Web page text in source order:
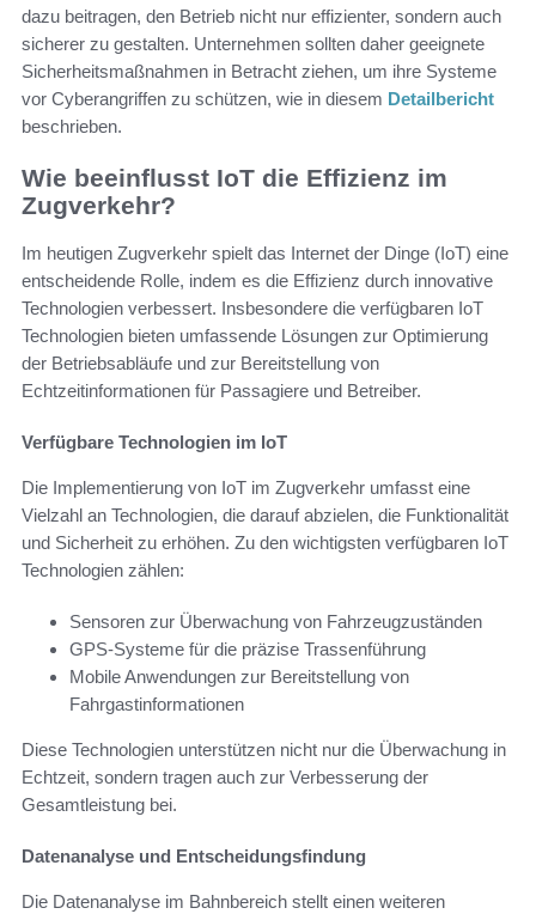
dazu beitragen, den Betrieb nicht nur effizienter, sondern auch
sicherer zu gestalten. Unternehmen sollten daher geeignete
Sicherheitsmaßnahmen in Betracht ziehen, um ihre Systeme
vor Cyberangriffen zu schützen, wie in diesem Detailbericht
beschrieben.
Wie beeinflusst IoT die Effizienz im
Zugverkehr?
Im heutigen Zugverkehr spielt das Internet der Dinge (IoT) eine
entscheidende Rolle, indem es die Effizienz durch innovative
Technologien verbessert. Insbesondere die verfügbaren IoT
Technologien bieten umfassende Lösungen zur Optimierung
der Betriebsabläufe und zur Bereitstellung von
Echtzeitinformationen für Passagiere und Betreiber.
Verfügbare Technologien im IoT
Die Implementierung von IoT im Zugverkehr umfasst eine
Vielzahl an Technologien, die darauf abzielen, die Funktionalität
und Sicherheit zu erhöhen. Zu den wichtigsten verfügbaren IoT
Technologien zählen:
Sensoren zur Überwachung von Fahrzeugzuständen
GPS-Systeme für die präzise Trassenführung
Mobile Anwendungen zur Bereitstellung von
Fahrgastinformationen
Diese Technologien unterstützen nicht nur die Überwachung in
Echtzeit, sondern tragen auch zur Verbesserung der
Gesamtleistung bei.
Datenanalyse und Entscheidungsfindung
Die Datenanalyse im Bahnbereich stellt einen weiteren